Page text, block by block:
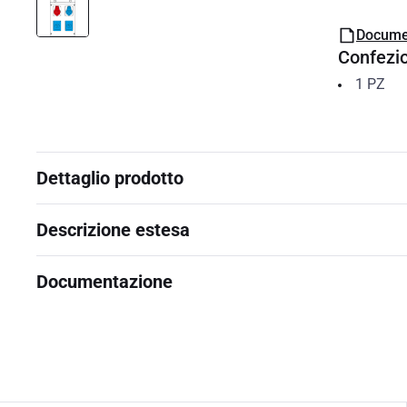
1 PZ
Dettaglio prodotto
Descrizione estesa
Documentazione